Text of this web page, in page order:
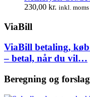
230,00 kr. inkl. moms
ViaBill
ViaBill betaling, køb
– betal, når du vil…
Beregning og